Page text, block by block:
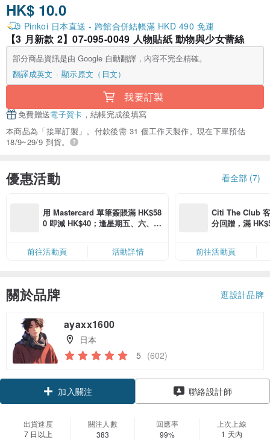
HK$ 10.0
Pinkoi 日本直送 - 跨館合併結帳滿 HKD 490 免運
【3 月新款 2】07-095-0049 人物貼紙 動物與少女蕾絲
部分商品資訊是由 Google 自動翻譯，內容不完全精確。
翻譯成英文
顯示原文（日文）
我要訂製
免費贈送電子賀卡 ，結帳完成後填寫
本商品為「接單訂製」。付款後需 31 個工作天製作。現在下單預估
18/9~29/9 到貨。
優惠活動 看全部 (7)
用 Mastercard 單筆簽賬滿 HK$58
0 即減 HK$40；逢星期五、六、日
卡」結帳）
前往活動頁 活動詳情
Citi The Club
分回贈，滿
前往活動頁
關於品牌 逛設計品牌
ayaxx1600
日本
5 (602)
加入關注 聯絡設計師
出貨速度
7 日以上
關注人數
383
回應率
99%
上次上線
1 天內